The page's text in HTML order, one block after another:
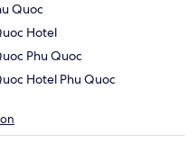
Quoc
Hotel
Phu Quoc
Hotel Phu Quoc